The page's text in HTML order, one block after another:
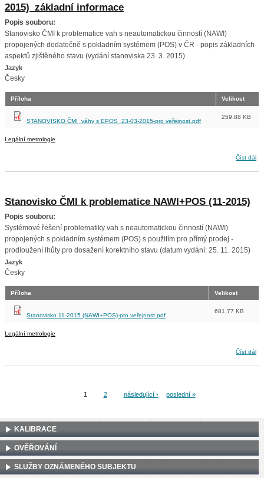
2015)_základní informace
Popis souboru:
Stanovisko ČMI k problematice vah s neautomatickou činností (NAWI)
propojených dodatečně s pokladním systémem (POS) v ČR - popis základních
aspektů zjištěného stavu (vydání stanoviska 23. 3. 2015)
Jazyk
Česky
Příloha Velikost
STANOVISKO ČMI_váhy s EPOS_23-03-2015-pro veřejnost.pdf
259.88 KB
Legální metrologie
Číst dál
Stanovisko ČMI k problematice NAWI+POS (11-2015)
Popis souboru:
Systémové řešení problematiky vah s neautomatickou činností (NAWI)
propojených s pokladním systémem (POS) s použitím pro přímý prodej -
prodloužení lhůty pro dosažení korektního stavu (datum vydání: 25. 11. 2015)
Jazyk
Česky
Příloha Velikost
Stanovisko 11-2015 (NAWI+POS)-pro veřejnost.pdf
681.77 KB
Legální metrologie
Číst dál
1 2 následující › poslední »
KALIBRACE
OVĚŘOVÁNÍ
SLUŽBY OZNÁMENÉHO SUBJEKTU